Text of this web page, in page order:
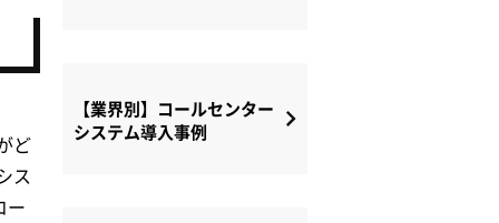
ど
ス
ー
【業界別】コールセンター
システム導入事例